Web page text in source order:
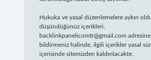
Hukuka ve yasal düzenlemelere aykırı
düşündüğünüz içerikleri,
backlinkpanelicomtr@gmail.com adresine
bildirmeniz halinde, ilgili içerikler yasal
içerisinde sitemizden kaldırılacaktır.